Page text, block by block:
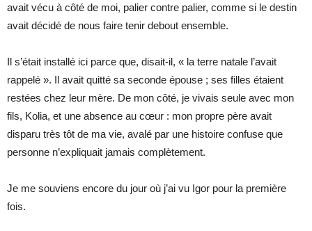
avait vécu à côté de moi, palier contre palier, comme si le destin
avait décidé de nous faire tenir debout ensemble.
Il s’était installé ici parce que, disait-il, « la terre natale l’avait
rappelé ». Il avait quitté sa seconde épouse ; ses filles étaient
restées chez leur mère. De mon côté, je vivais seule avec mon
fils, Kolia, et une absence au cœur : mon propre père avait
disparu très tôt de ma vie, avalé par une histoire confuse que
personne n’expliquait jamais complètement.
Je me souviens encore du jour où j’ai vu Igor pour la première
fois.